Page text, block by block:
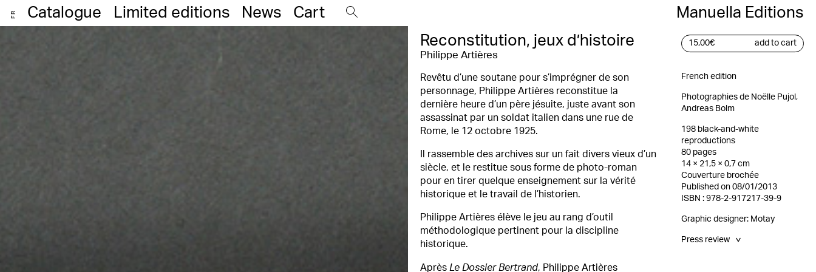
FR Catalogue Limited editions News Cart
Manuella Editions
Reconstitution, jeux d’histoire
Philippe Artières
Revêtu d’une soutane pour s’imprégner de son
personnage, Philippe Artières reconstitue la
dernière heure d’un père jésuite, juste avant son
assassinat par un soldat italien dans une rue de
Rome, le 12 octobre 1925.
Il rassemble des archives sur un fait divers vieux d’un
siècle, et le restitue sous forme de photo-roman
pour en tirer quelque enseignement sur la vérité
historique et le travail de l’historien.
Philippe Artières élève le jeu au rang d’outil
méthodologique pertinent pour la discipline
historique.
Après Le Dossier Bertrand, Philippe Artières
15,00€ add to cart
French edition
Photographies de Noëlle Pujol,
Andreas Bolm
198 black-and-white
reproductions
80 pages
14 × 21,5 × 0,7 cm
Couverture brochée
Published on 08/01/2013
ISBN : 978-2-917217-39-9
Graphic designer: Motay
Press review >